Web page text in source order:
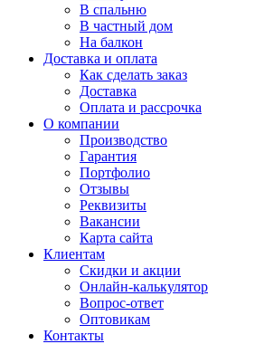
В спальню
В частный дом
На балкон
Доставка и оплата
Как сделать заказ
Доставка
Оплата и рассрочка
О компании
Производство
Гарантия
Портфолио
Отзывы
Реквизиты
Вакансии
Карта сайта
Клиентам
Скидки и акции
Онлайн-калькулятор
Вопрос-ответ
Оптовикам
Контакты